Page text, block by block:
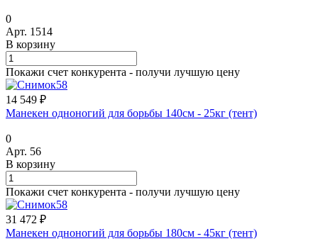
0
Арт. 1514
В корзину
Покажи счет конкурента - получи лучшую цену
14 549 ₽
Манекен одноногий для борьбы 140см - 25кг (тент)
0
Арт. 56
В корзину
Покажи счет конкурента - получи лучшую цену
31 472 ₽
Манекен одноногий для борьбы 180см - 45кг (тент)